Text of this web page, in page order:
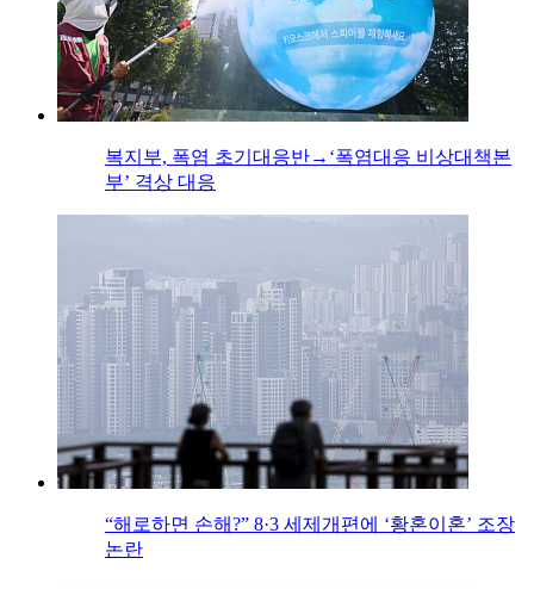
복지부, 폭염 초기대응반→‘폭염대응 비상대책본
부’ 격상 대응
“해로하면 손해?” 8·3 세제개편에 ‘황혼이혼’ 조장
논란